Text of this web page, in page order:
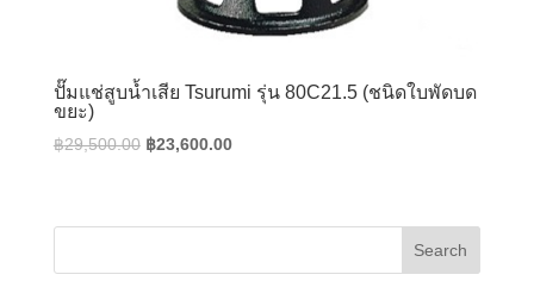
ปั๊มแช่สูบน้ำเสีย Tsurumi รุ่น 80C21.5 (ชนิดใบพัดบด
ขยะ)
฿29,500.00 Original
฿29,500.00.
฿23,600.00Current
฿23,600.00.